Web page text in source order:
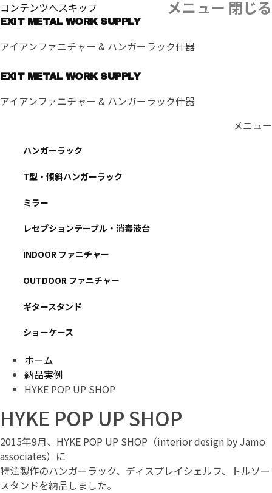
コンテンツへスキップ メニュー 閉じる
EXIT METAL WORK SUPPLY
アイアンファニチャー & ハンガーラック什器
EXIT METAL WORK SUPPLY
アイアンファニチャー & ハンガーラック什器
メニュー
ハンガーラック
T型・傾斜ハンガーラック
ミラー
レセプションテーブル・消毒液台
INDOOR ファニチャー
OUTDOOR ファニチャー
ギタースタンド
ショーケース
ホーム
納品実例
HYKE POP UP SHOP
HYKE POP UP SHOP
2015年9月、HYKE POP UP SHOP（interior design by Jamo
associates）に
特注製作のハンガーラック、ディスプレイシェルフ、トルソー
スタンドを納品しました。